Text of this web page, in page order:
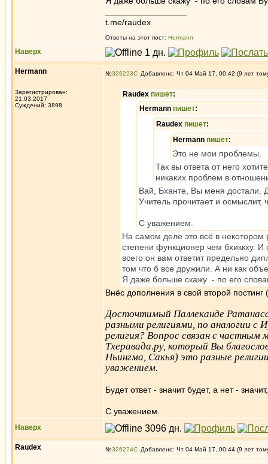
t.me/raudex
Ответы на этот пост: Hermann
Наверх
Hermann
Зарегистрирован:
21.03.2017
Суждений: 3898
№326223 Добавлено: Чт 04 Май 17, 00:42 (9 лет
Raudex пишет:
Hermann пишет:
Raudex пишет:
Hermann пишет:
Это не мои проблемы.
Так вы ответа от него
никаких проблем в
Вай, Бханте, Вы меня достали.
Учитель прочитает и осмыслит,
С уважением.
На самом деле это всё в
степени функционер чем бхиккху.
всего он вам ответит предельно
том что б все дружили. А ни как
Я даже больше скажу - по его
Внёс дополнения в свой второй постинг
Досточтимый Паллеканде
разными религиями, по аналогии
религия? Вопрос связан с
Тхеравада.ру, который Вы
Ньингма, Сакья) это разные
уважением.
Будет ответ - значит будет, а нет -
С уважением.
Наверх
Raudex №326224 Добавлено: Чт 04 Май 17, 00:44 (9 лет